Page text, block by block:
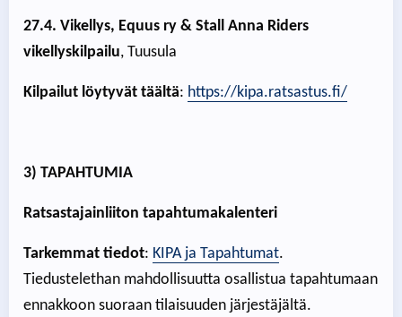
27.4. Vikellys, Equus ry & Stall Anna Riders
vikellyskilpailu, Tuusula
Kilpailut löytyvät täältä: https://kipa.ratsastus.fi/
3) TAPAHTUMIA
Ratsastajainliiton tapahtumakalenteri
Tarkemmat tiedot: KIPA ja Tapahtumat.
Tiedustelethan mahdollisuutta osallistua tapahtumaan
ennakkoon suoraan tilaisuuden järjestäjältä.